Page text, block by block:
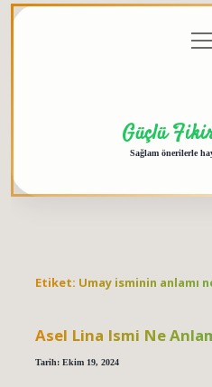
aç
Güçlü
Sağlam önerilerle
Etiket: Umay isminin anlamı
Asel Lina Ismi Ne
Tarih: Ekim 19, 2024